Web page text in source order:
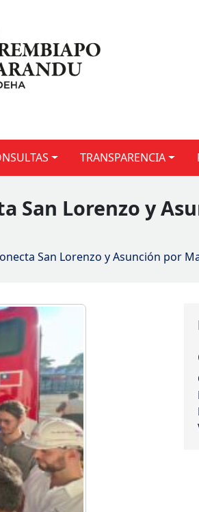
TRANSPARENCIA
San Lorenzo y
San Lorenzo y Asunción por